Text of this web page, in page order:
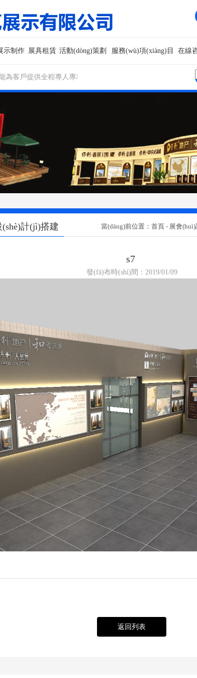
示制作 展具租賃 活動(dòng)策劃 服務(wù)項(xiàng)目 在線
供全程專人專項(xiàng)的專業(yè)服務(wù)，還確保了客
計(jì)搭建 當(dāng)前位置： 首頁 - 展會(huì)
s7
發(fā)布時(shí)間：2019/01/09
返回列表